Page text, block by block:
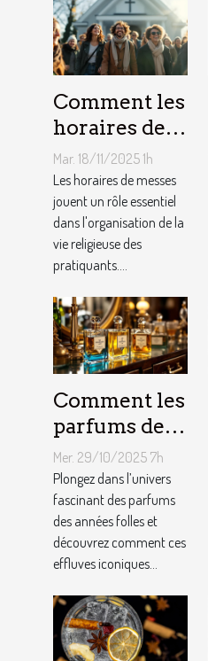
Comment les
horaires de
messes
facilitent la
vie des
pratiquants ?
Mar. 18/11/2025 1h
Les horaires de messes
jouent un rôle essentiel
dans l'organisation de la
vie religieuse des
pratiquants....
Comment les
parfums des
années folles
influencent-
ils la mode
moderne ?
Mer. 29/10/2025 7h
Plongez dans l’univers
fascinant des parfums
des années folles et
découvrez comment ces
effluves iconiques...